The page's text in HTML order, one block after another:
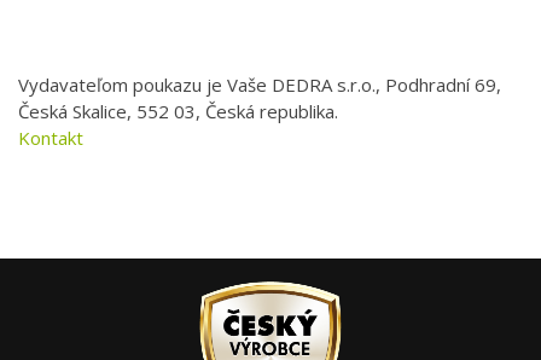
Vydavateľom poukazu je Vaše DEDRA s.r.o., Podhradní 69,
Česká Skalice, 552 03, Česká republika.
Kontakt